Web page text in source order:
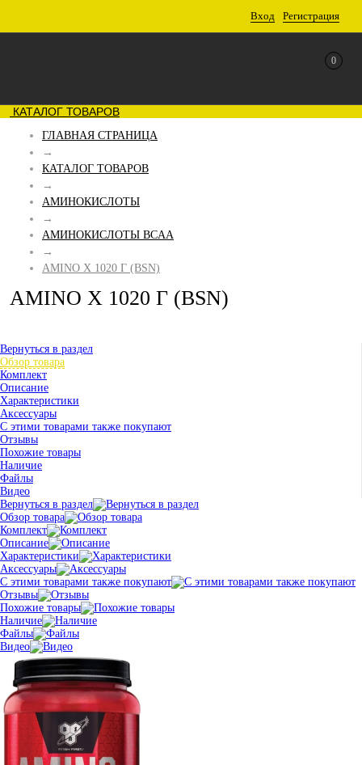
Вход Регистрация
0
КАТАЛОГ ТОВАРОВ
ГЛАВНАЯ СТРАНИЦА
→
КАТАЛОГ ТОВАРОВ
→
АМИНОКИСЛОТЫ
→
АМИНОКИСЛОТЫ BCAA
→
AMINO X 1020 Г (BSN)
AMINO X 1020 Г (BSN)
Вернуться в раздел
Обзор товара
Комплект
Описание
Характеристики
Аксессуары
С этими товарами также покупают
Отзывы
Похожие товары
Наличие
Файлы
Видео
Вернуться в раздел
Обзор товара
Комплект
Описание
Характеристики
Аксессуары
С этими товарами также покупают
Отзывы
Похожие товары
Наличие
Файлы
Видео